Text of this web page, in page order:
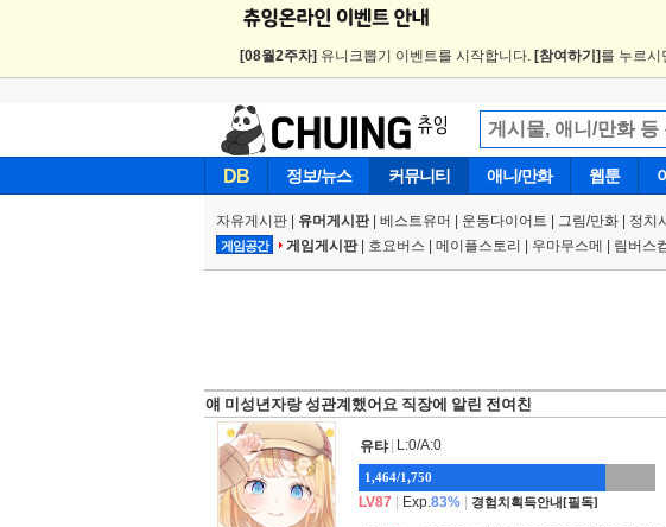
[08월2주차] 유니크뽑기 이벤트를 시작합니다. [참여하기] 를 누르시
DB 정보/뉴스 커뮤니티 애니/만화 웹툰
자유게시판 유머게시판| 베스트유머 운동다이어트 | 그림/만화 정치
게임공간 게임게시판| 호요버스 메이플스토리 우마무스메 림버스
얘 미성년자랑 성관계했어요 직장에 알린 전여친
유탸 L:0/A:0
1,464/1,750
LV87 Exp.83% 경험치획득안내[필독]